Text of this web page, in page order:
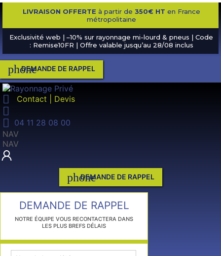
LIVRAISON OFFERTE à partir de 350€ HT en France
métropolitaine
Exclusivité web | –10% sur rayonnage mi-lourd & pneus | Code
: Remise10FR | Offre valable jusqu’au 28/08 inclus
phone
DEMANDE DE RAPPEL
 Contact | Devis


04 11 28 08 00
NAV
NAV
phone
DEMANDE DE RAPPEL
DEMANDE DE RAPPEL
NOTRE ÉQUIPE VOUS RECONTACTERA DANS
LES PLUS BREFS DÉLAIS